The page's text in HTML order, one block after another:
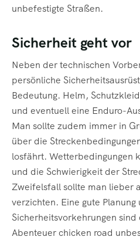
unbefestigte Straßen.
Sicherheit geht vor
Neben der technischen
persönliche
Bedeutung. Helm,
und eventuell eine Enduro-
Man sollte zudem immer in
über die
losfährt. Wetterbedingungen
und die Schwierigkeit der
Zweifelsfall sollte man lieber
verzichten. Eine gute
Sicherheitsvorkehrungen
Abenteuer chicken road